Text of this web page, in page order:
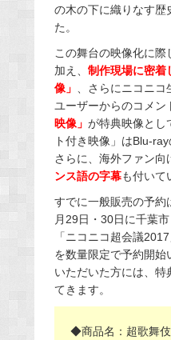
の木の下に織りなす歴
た。
この舞台の映像化に際
加え、 制作現場に密着
像」 、さらにニコニコ
ユーザーからのコメン
映像」 が特典映像とし
ト付き映像」はBlu-
さらに、海外ファン向
ンス語の字幕も付いて
すでに一般販売の予約
月29日・30日に千葉
「ニコニコ超会議2017
を数量限定で予約開始
いただいた方には、特
てきます。
◆商品名：超歌舞